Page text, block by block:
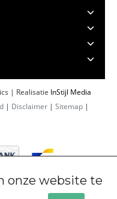
| Realisatie InStijl Media
| Disclaimer | Sitemap |
onze website te